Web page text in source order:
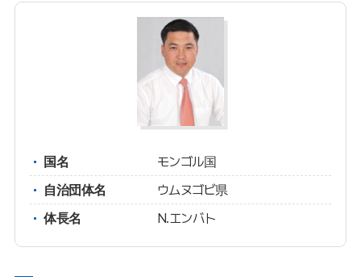
国名
モンゴル国
自治団体名
ウムヌゴビ県
体長名
N.エンバト